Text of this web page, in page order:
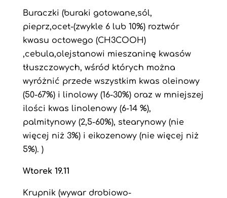
Buraczki (buraki gotowane,sól,
pieprz,ocet-(zwykle 6 lub 10%) roztwór
kwasu octowego (CH3COOH)
,cebula,olejstanowi mieszaninę kwasów
tłuszczowych, wśród których można
wyróżnić przede wszystkim kwas oleinowy
(50-67%) i linolowy (16-30%) oraz w mniejszej
ilości kwas linolenowy (6-14 %),
palmitynowy (2,5-60%), stearynowy (nie
więcej niż 3%) i eikozenowy (nie więcej niż
5%). )
Wtorek 19.11
Krupnik (wywar drobiowo-